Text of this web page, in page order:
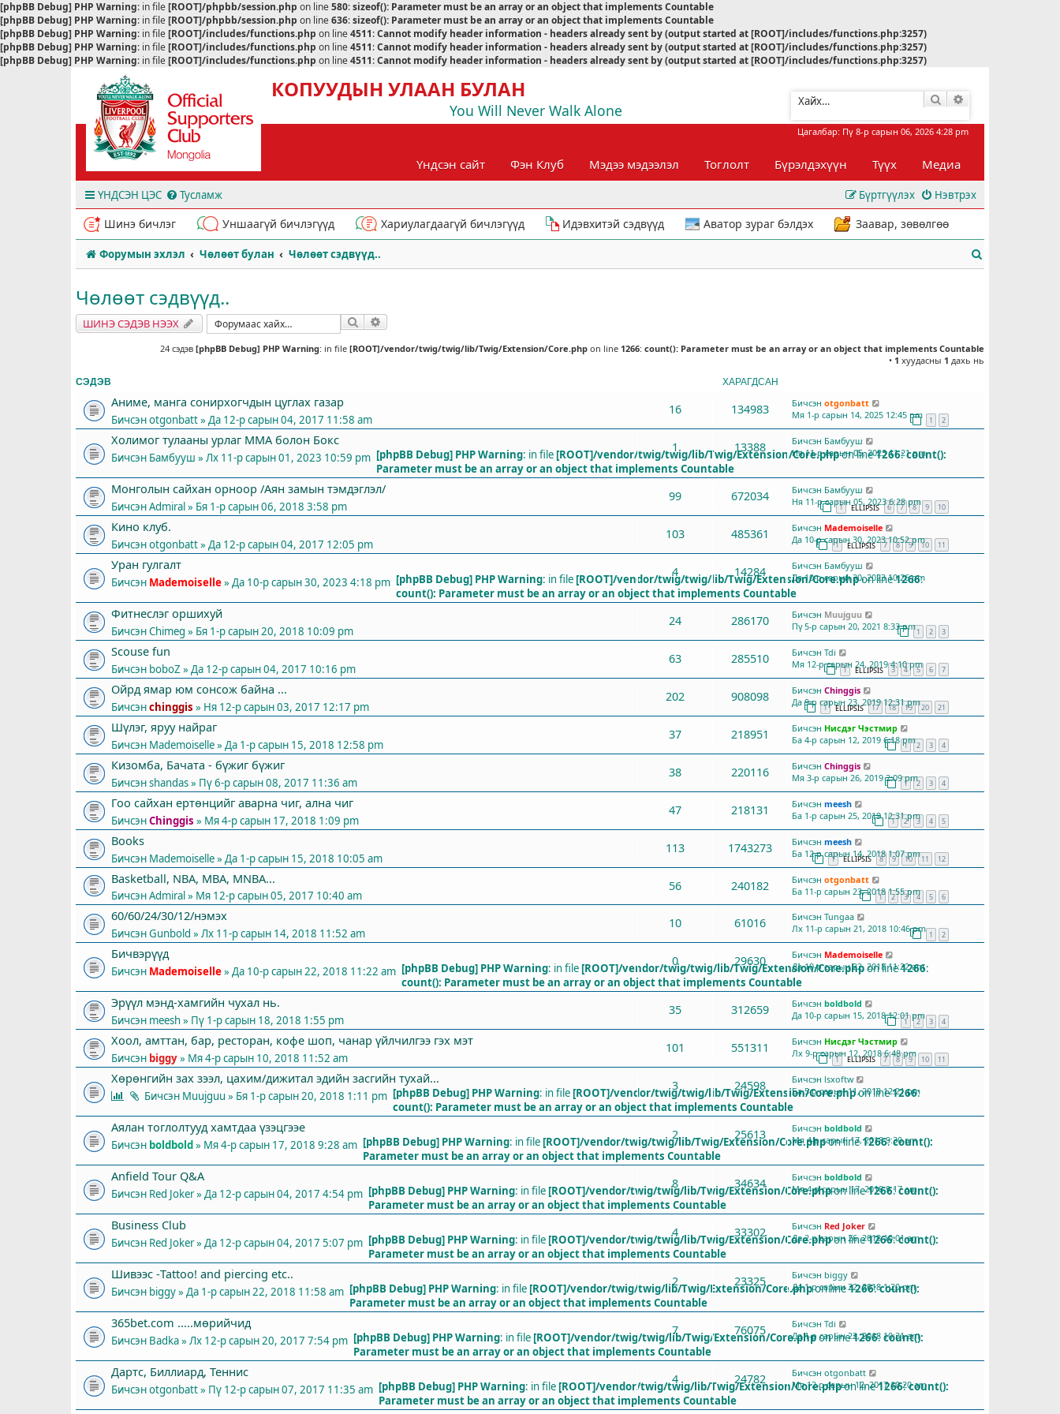
[phpBB Debug] PHP Warning: in file[ROOT]/phpbb/session.php on line580:sizeof(): Parameter must be an array or an object that implements Countable
[phpBB Debug] PHP Warning: in file[ROOT]/phpbb/session.php on line636:sizeof(): Parameter must be an array or an object that implements Countable
[phpBB Debug] PHP Warning: in file[ROOT]/includes/functions.php on line4511:Cannot modify header information - headers already sent by (output started at [ROOT]/includes/functions.php:3257)
[phpBB Debug] PHP Warning: in file[ROOT]/includes/functions.php on line4511:Cannot modify header information - headers already sent by (output started at [ROOT]/includes/functions.php:3257)
[phpBB Debug] PHP Warning: in file[ROOT]/includes/functions.php on line4511:Cannot modify header information - headers already sent by (output started at [ROOT]/includes/functions.php:3257)
КОПУУДЫН УЛААН БУЛАН
You Will Never Walk Alone
Хайлт
Цагалбар: Пү 8-р сарын 06, 2026 4:28 pm
Үндсэн сайт Фэн Клуб Мэдээ мэдээлэл Тоглолт Бүрэлдэхүүн Түүх Медиа
ҮНДСЭН ЦЭС Тусламж Нэвтрэх
Бүртгүүлэх
Шинэ бичлэг Уншаагүй бичлэгүүд Хариулагдаагүй бичлэгүүд Идэвхитэй сэдвүүд Аватор зураг бэлдэх Заавар, зөвөлгөө
Форумын эхлэл Чөлөөт булан Чөлөөт сэдвүүд..
Чөлөөт сэдвүүд..
ШИНЭ СЭДЭВ НЭЭХ Хайлт
24 сэдэв [phpBB Debug] PHP Warning: in file [ROOT]/vendor/twig/twig/lib/Twig/Extension/Core.php on line 1266: count(): Parameter must be an array or an object that implements Countable
• 1 хуудасны 1 дахь нь
СЭДЭВ ХАРАГДСАН
Аниме, манга сонирхогчдын цуглах газар
Бичсэнotgonbatt» Да 12-р сарын 04, 2017 11:58 am 1 2
16 134983 Бичсэн otgonbatt
Мя 1-р сарын 14, 2025 12:45 pm
Холимог тулааны урлаг ММА болон Бокс
Бичсэн Бамбууш » Лх 11-р сарын 01, 2023 10:59 pm [phpBB Debug] PHP Warning: in file [ROOT]/vendor/twig/twig/lib/Twig/Extension/Core.phpon line1266:count():
Parameter must be an array or an object that implements Countable
1 13388 Бичсэн Бамбууш
Ня 11-р сарын 05, 2023 11:21 pm
Монголын сайхан орноор /Аян замын тэмдэглэл/
БичсэнAdmiral» Бя 1-р сарын 06, 2018 3:58 pm 1 ELLIPSIS 6 7 8 9 10
99 672034 Бичсэн Бамбууш
Ня 11-р сарын 05, 2023 6:28 pm
Кино клуб.
Бичсэнotgonbatt» Да 12-р сарын 04, 2017 12:05 pm 1 ELLIPSIS 7 8 9 10 11
103 485361 Бичсэн Mademoiselle
Да 10-р сарын 30, 2023 10:52 pm
Уран гулгалт
Бичсэн Mademoiselle» Да 10-р сарын 30, 2023 4:18 pm [phpBB Debug] PHP Warning: in file [ROOT]/vendor/twig/twig/lib/Twig/Extension/Core.phpon line1266:
count(): Parameter must be an array or an object that implements Countable
4 14284 Бичсэн Бамбууш
Да 10-р сарын 30, 2023 10:26 pm
Фитнеслэг оршихуй
БичсэнChimeg » Бя 1-р сарын 20, 2018 10:09 pm 1 2 3
24 286170 Бичсэн Muujguu
Пү 5-р сарын 20, 2021 8:33 pm
Scouse fun
Бичсэн boboZ » Да 12-р сарын 04, 2017 10:16 pm 1 ELLIPSIS 3 4 5 6 7
63 285510 Бичсэн Tdi
Мя 12-р сарын 24, 2019 4:10 pm
Ойрд ямар юм сонсож байна ...
Бичсэнchinggis » Ня 12-р сарын 03, 2017 12:17 pm 1 ELLIPSIS 17 18 19 20 21
202 908098 Бичсэн Chinggis
Да 9-р сарын 23, 2019 12:31 pm
Шүлэг, яруу найраг
Бичсэн Mademoiselle» Да 1-р сарын 15, 2018 12:58 pm 1 2 3 4
37 218951 Бичсэн Нисдэг Чэстмир
Ба 4-р сарын 12, 2019 6:18 pm
Кизомба, Бачата - бүжиг бүжиг
Бичсэнshandas» Пү 6-р сарын 08, 2017 11:36 am 1 2 3 4
38 220116 Бичсэн Chinggis
Мя 3-р сарын 26, 2019 2:09 pm
Гоо сайхан ертөнцийг аварна чиг, ална чиг
БичсэнChinggis » Мя 4-р сарын 17, 2018 1:09 pm 1 2 3 4 5
47 218131 Бичсэн meesh
Ба 1-р сарын 25, 2019 12:31 pm
Books
Бичсэн Mademoiselle» Да 1-р сарын 15, 2018 10:05 am 1 ELLIPSIS 8 9 10 11 12
113 1743273 Бичсэн meesh
Ба 12-р сарын 14, 2018 1:07 pm
Basketball, NBA, MBA, MNBA...
БичсэнAdmiral » Мя 12-р сарын 05, 2017 10:40 am 1 2 3 4 5 6
56 240182 Бичсэн otgonbatt
Ба 11-р сарын 23, 2018 1:55 pm
60/60/24/30/12/нэмэх
БичсэнGunbold » Лх 11-р сарын 14, 2018 11:52 am 1 2
10 61016 Бичсэн Tungaa
Лх 11-р сарын 21, 2018 10:46 pm
Бичвэрүүд
Бичсэн Mademoiselle» Да 10-р сарын 22, 2018 11:22 am [phpBB Debug] PHP Warning: in file [ROOT]/vendor/twig/twig/lib/Twig/Extension/Core.phpon line1266:
count(): Parameter must be an array or an object that implements Countable
0 29630 Бичсэн Mademoiselle
Да 10-р сарын 22, 2018 11:22 am
Эрүүл мэнд-хамгийн чухал нь.
Бичсэн meesh » Пү 1-р сарын 18, 2018 1:55 pm 1 2 3 4
35 312659 Бичсэн boldbold
Да 10-р сарын 15, 2018 12:01 pm
Хоол, амттан, бар, ресторан, кофе шоп, чанар үйлчилгээ гэх мэт
Бичсэн biggy» Мя 4-р сарын 10, 2018 11:52 am 1 ELLIPSIS 7 8 9 10 11
101 551311 Бичсэн Нисдэг Чэстмир
Лх 9-р сарын 12, 2018 6:48 pm
Хөрөнгийн зах зээл, цахим/дижитал эдийн засгийн тухай...
Бичсэн Muujguu » Бя 1-р сарын 20, 2018 1:11 pm [phpBB Debug] PHP Warning: in file [ROOT]/vendor/twig/twig/lib/Twig/Extension/Core.phpon line1266:
count(): Parameter must be an array or an object that implements Countable
3 24598 Бичсэн lsxoftw
Ба 5-р сарын 11, 2018 12:21 pm
Аялан тоглолтууд хамтдаа үзэцгээе
Бичсэн boldbold» Мя 4-р сарын 17, 2018 9:28 am [phpBB Debug] PHP Warning: in file [ROOT]/vendor/twig/twig/lib/Twig/Extension/Core.phpon line1266:count():
Parameter must be an array or an object that implements Countable
2 25613 Бичсэн boldbold
Мя 4-р сарын 17, 2018 9:30 am
Anfield Tour Q&A
Бичсэн Red Joker» Да 12-р сарын 04, 2017 4:54 pm [phpBB Debug] PHP Warning: in file [ROOT]/vendor/twig/twig/lib/Twig/Extension/Core.phpon line1266:count():
Parameter must be an array or an object that implements Countable
8 34634 Бичсэн boldbold
Мя 4-р сарын 17, 2018 9:17 am
Business Club
Бичсэн Red Joker» Да 12-р сарын 04, 2017 5:07 pm [phpBB Debug] PHP Warning: in file [ROOT]/vendor/twig/twig/lib/Twig/Extension/Core.phpon line1266:count():
Parameter must be an array or an object that implements Countable
4 33302 Бичсэн Red Joker
Да 2-р сарын 26, 2018 10:01 am
Шивээс -Tattoo! and piercing etc..
Бичсэн biggy» Да 1-р сарын 22, 2018 11:58 am [phpBB Debug] PHP Warning: in file [ROOT]/vendor/twig/twig/lib/Twig/Extension/Core.phpon line1266:count():
Parameter must be an array or an object that implements Countable
2 23325 Бичсэн biggy
Да 1-р сарын 22, 2018 1:20 pm
365bet.com .....мөрийчид
Бичсэн Badka» Лх 12-р сарын 20, 2017 7:54 pm [phpBB Debug] PHP Warning: in file [ROOT]/vendor/twig/twig/lib/Twig/Extension/Core.phpon line1266:count():
Parameter must be an array or an object that implements Countable
7 76075 Бичсэн Tdi
Да 1-р сарын 22, 2018 10:31 am
Дартс, Биллиард, Теннис
Бичсэнotgonbatt» Пү 12-р сарын 07, 2017 11:35 am [phpBB Debug] PHP Warning: in file [ROOT]/vendor/twig/twig/lib/Twig/Extension/Core.phpon line1266:count():
Parameter must be an array or an object that implements Countable
4 24782 Бичсэн otgonbatt
Мя 12-р сарын 12, 2017 10:20 am